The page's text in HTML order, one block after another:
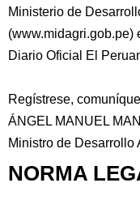
Ministerio de
(www.midagri.gob.pe)
Diario Oficial El
Regístrese,
ÁNGEL MANUEL
Ministro de Desarrollo
NORMA